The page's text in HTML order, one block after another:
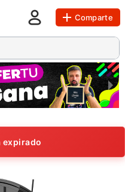
Comparte
expirado